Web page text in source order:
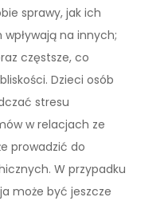
sprawy, jak ich
na innych;
częstsze, co
Dzieci osób
stresu
w relacjach ze
prowadzić do
W przypadku
może być jeszcze